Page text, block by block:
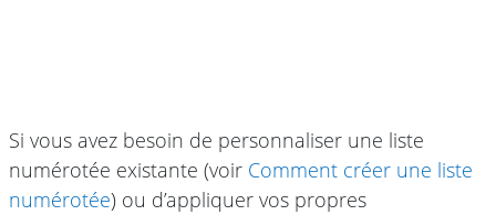
Si vous avez besoin de personnaliser une liste
numérotée existante (voir Comment créer une liste
numérotée) ou d’appliquer vos propres